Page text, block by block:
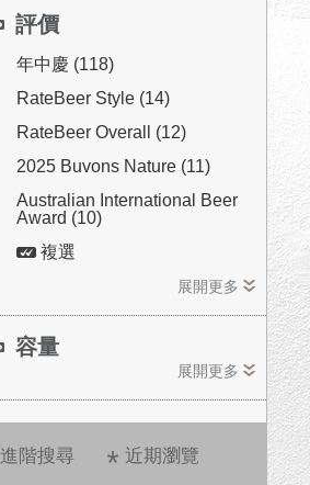
評價
年中慶 (118)
RateBeer Style (14)
RateBeer Overall (12)
2025 Buvons Nature (11)
Australian International Beer
Award (10)
複選
展開更多
容量
展開更多
進階搜尋 近期瀏覽